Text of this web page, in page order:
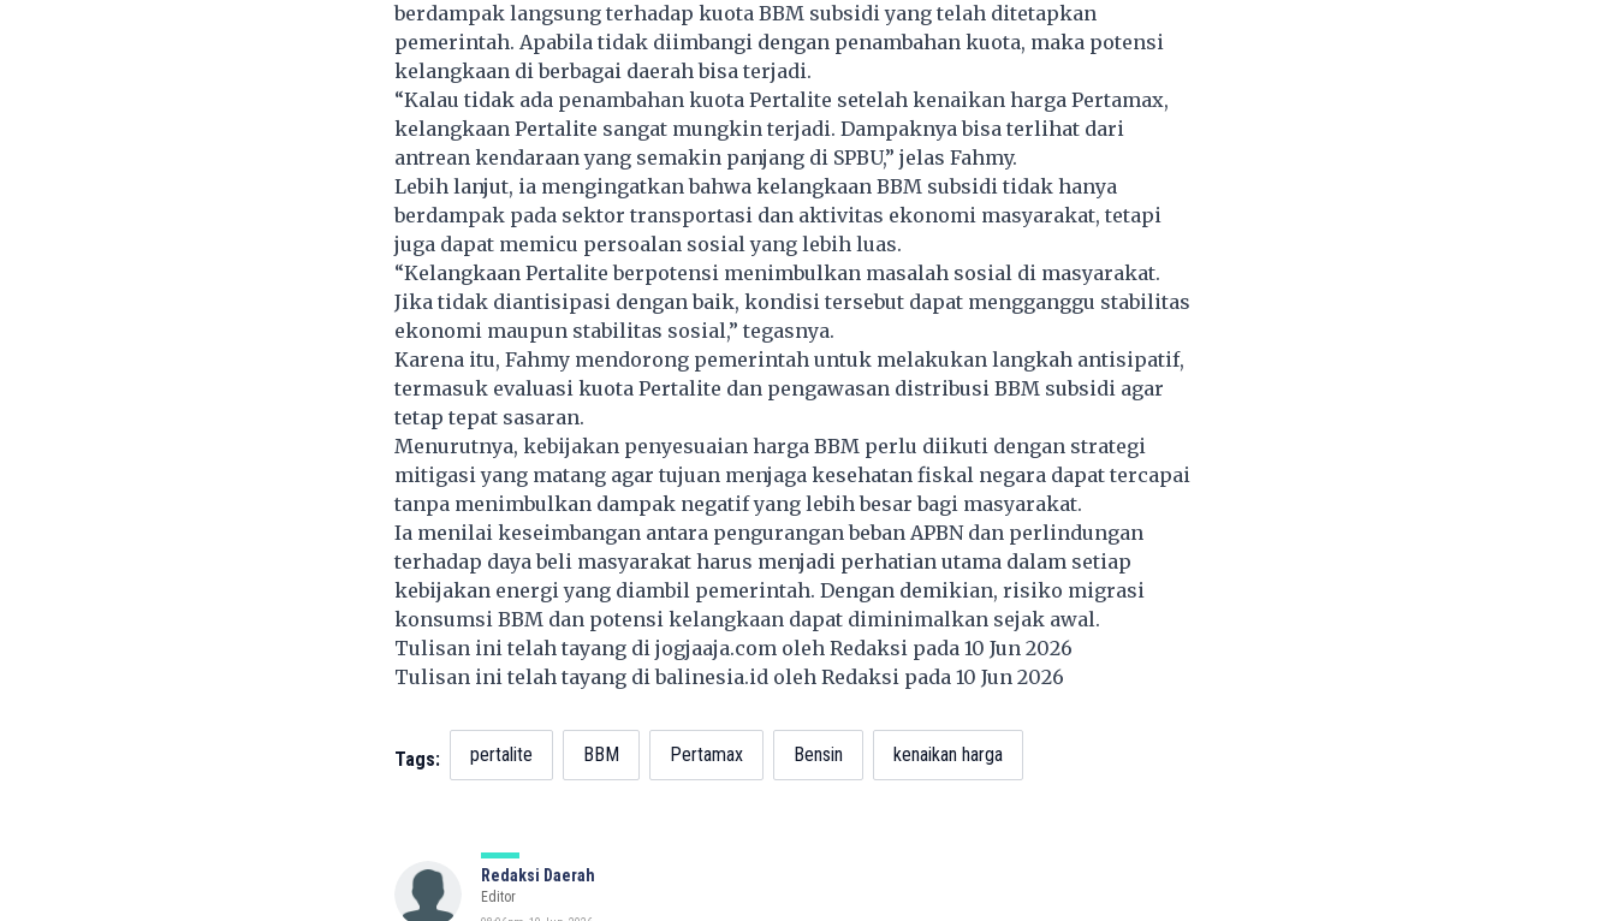
berdampak langsung terhadap kuota BBM subsidi yang telah ditetapkan
pemerintah. Apabila tidak diimbangi dengan penambahan kuota, maka potensi
kelangkaan di berbagai daerah bisa terjadi.
“Kalau tidak ada penambahan kuota Pertalite setelah kenaikan harga Pertamax,
kelangkaan Pertalite sangat mungkin terjadi. Dampaknya bisa terlihat dari
antrean kendaraan yang semakin panjang di SPBU,” jelas Fahmy.
Lebih lanjut, ia mengingatkan bahwa kelangkaan BBM subsidi tidak hanya
berdampak pada sektor transportasi dan aktivitas ekonomi masyarakat, tetapi
juga dapat memicu persoalan sosial yang lebih luas.
“Kelangkaan Pertalite berpotensi menimbulkan masalah sosial di masyarakat.
Jika tidak diantisipasi dengan baik, kondisi tersebut dapat mengganggu stabilitas
ekonomi maupun stabilitas sosial,” tegasnya.
Karena itu, Fahmy mendorong pemerintah untuk melakukan langkah antisipatif,
termasuk evaluasi kuota Pertalite dan pengawasan distribusi BBM subsidi agar
tetap tepat sasaran.
Menurutnya, kebijakan penyesuaian harga BBM perlu diikuti dengan strategi
mitigasi yang matang agar tujuan menjaga kesehatan fiskal negara dapat tercapai
tanpa menimbulkan dampak negatif yang lebih besar bagi masyarakat.
Ia menilai keseimbangan antara pengurangan beban APBN dan perlindungan
terhadap daya beli masyarakat harus menjadi perhatian utama dalam setiap
kebijakan energi yang diambil pemerintah. Dengan demikian, risiko migrasi
konsumsi BBM dan potensi kelangkaan dapat diminimalkan sejak awal.
Tulisan ini telah tayang di jogjaaja.comoleh Redaksi pada 10 Jun 2026
Tulisan ini telah tayang dibalinesia.idoleh Redaksi pada 10 Jun 2026
Tags: pertalite BBM Pertamax Bensin kenaikan harga
Redaksi Daerah
Editor